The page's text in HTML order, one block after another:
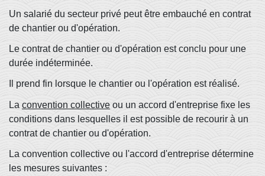
Un salarié du secteur privé peut être embauché en contrat
de chantier ou d'opération.
Le contrat de chantier ou d'opération est conclu pour une
durée indéterminée.
Il prend fin lorsque le chantier ou l'opération est réalisé.
La convention collective ou un accord d'entreprise fixe les
conditions dans lesquelles il est possible de recourir à un
contrat de chantier ou d'opération.
La convention collective ou l'accord d'entreprise détermine
les mesures suivantes :